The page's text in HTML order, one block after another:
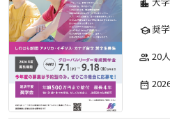
location_city
school奨
group 20人
date_range